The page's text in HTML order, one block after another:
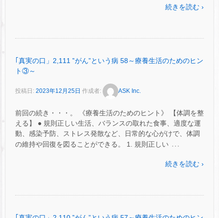
続きを読む ›
｢真実の口」2,111 ‟がん”という病 58～療養生活のためのヒン
ト③～
投稿日: 2023年12月25日 作成者: ASK Inc.
前回の続き・・・。 《療養生活のためのヒント》 【体調を整
える】 ● 規則正しい生活、バランスの取れた食事、適度な運
動、感染予防、ストレス発散など、日常的な心がけで、体調
の維持や回復を図ることができる。 1. 規則正しい …
続きを読む ›